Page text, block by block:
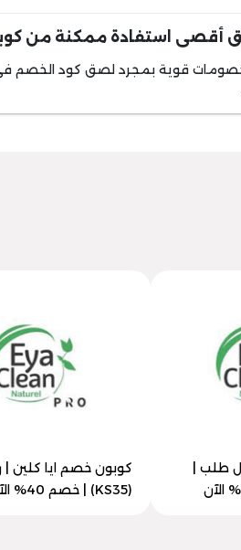
أقصى استفادة ممكنة من
قوية بمجرد لصق كود الخصم
طلب |
كوبون خصم ايا كلين |
(KS35) | خصم 40% الآن